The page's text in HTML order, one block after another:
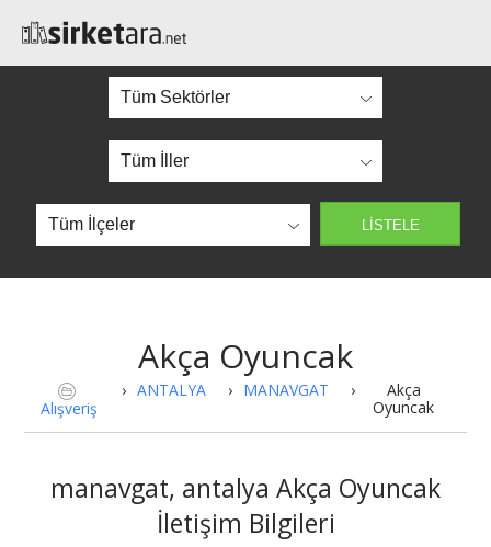
Akça Oyuncak
Alışveriş
› ANTALYA › MANAVGAT ›
Akça
Oyuncak
manavgat, antalya Akça Oyuncak
İletişim Bilgileri